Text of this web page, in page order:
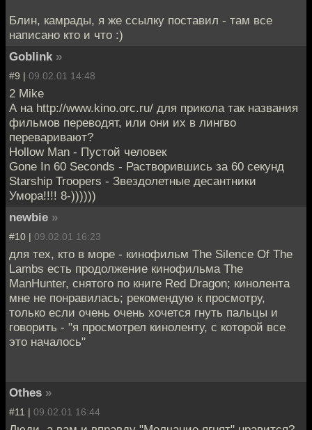
Блин, камрады, я же ссылку поставил - там все
написано кто и что :)
Goblink »
#9 | 09.02.01 14:48
2 Mike
А на http://www.kino.orc.ru/ для прикола так названия
фильмов переводят, или они их в лингво
переваривают?
Hollow Man - Пустой человек
Gone In 60 Seconds - Растворившись за 60 секунд
Starship Troopers - Звездолетные десантники
Умора!!!! 8-))))))
newbie »
#10 | 09.02.01 16:23
для тех, кто в море - кинофильм The Silence Of The
Lambs есть продолжение кинофильма The
ManHunter, снятого по книге Red Dragon; кинолента
мне не понравилась; рекомендую к просмотру,
только если очень очень хочется гнуть пальцы и
говорить - "я просмотрел киноленту, с которой все
это началось"
Othes »
#11 | 09.02.01 16:44